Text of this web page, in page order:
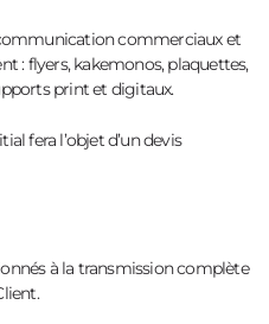
commerciaux et
: flyers, kakemonos, plaquettes,
print et digitaux.
fera l’objet d’un devis
à la transmission complète